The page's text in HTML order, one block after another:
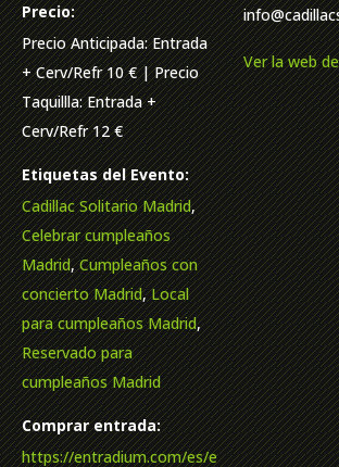
Precio:
Precio Anticipada: Entrada
+ Cerv/Refr 10 € | Precio
Taquillla: Entrada +
Cerv/Refr 12 €
Etiquetas del Evento:
Cadillac Solitario Madrid,
Celebrar cumpleaños
Madrid,Cumpleaños con
concierto Madrid,Local
para cumpleaños Madrid,
Reservado para
cumpleaños Madrid
Comprar entrada:
https://entradium.com/es/e
Ver la web